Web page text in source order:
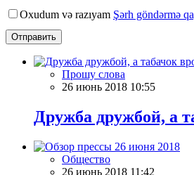
Oxudum və razıyam Şərh göndərmə
Отправить
Прошу слова
26 июнь 2018 10:55
Дружба дружбой, а
Общество
26 июнь 2018 11:42